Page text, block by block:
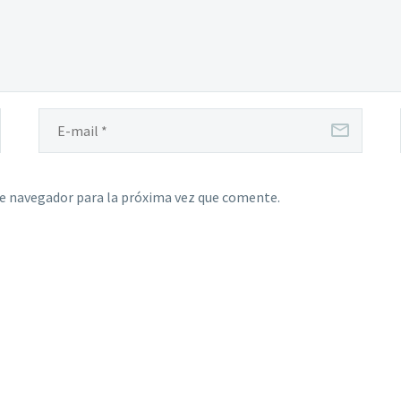
para la próxima vez que comente.